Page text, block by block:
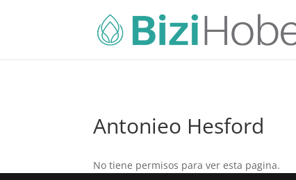
Antonieo Hesford
No tiene permisos para ver esta pagina.